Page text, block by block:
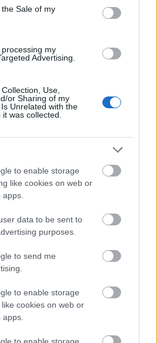
Sale of my
my
Advertising.
Use,
or Sharing of my
Unrelated with the
was collected.
to enable storage
like cookies on web or
data to be sent to
purposes.
to send me
to enable storage
cookies on web or
NÉZNI AZZAL, AKIVÉ
VOLNA?
OAKS – A GONOSZ
MAGYAR ELŐZETESE